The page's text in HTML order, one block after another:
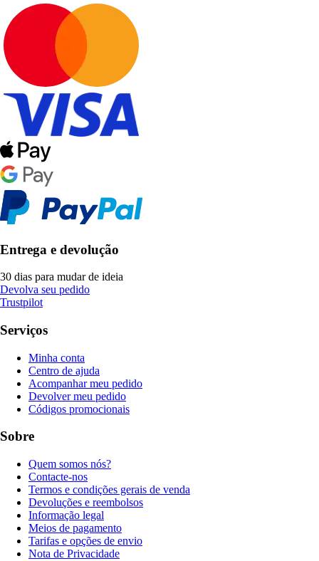
Entrega e devolução
30 dias para mudar de ideia
Devolva seu pedido
Trustpilot
Serviços
Minha conta
Centro de ajuda
Acompanhar meu pedido
Devolver meu pedido
Códigos promocionais
Sobre
Quem somos nós?
Contacte-nos
Termos e condições gerais de venda
Devoluções e reembolsos
Informação legal
Meios de pagamento
Tarifas e opções de envio
Nota de Privacidade